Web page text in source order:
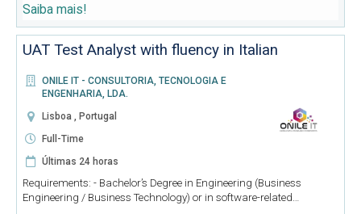
Saiba mais!
UAT Test Analyst with fluency in Italian
ONILE IT - CONSULTORIA, TECNOLOGIA E
ENGENHARIA, LDA.
Lisboa , Portugal
Full-Time
Últimas 24 horas
Requirements: - Bachelor’s Degree in Engineering (Business
Engineering / Business Technology) or in software-related